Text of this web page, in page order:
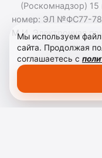
(Роскомнадзор)
номер: ЭЛ №ФС77-
М.И. Электронная
гл. редактора:
Мы используем
сайта. Продолжая
соглашаетесь с